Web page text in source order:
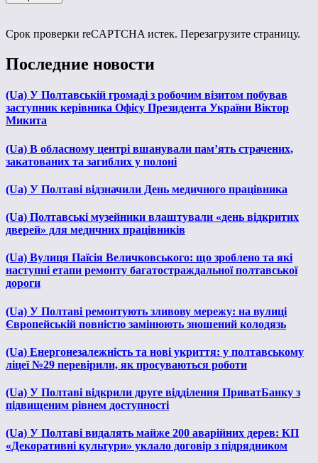
Срок проверки reCAPTCHA истек. Перезагрузите страницу.
Последние новости
(Ua) У Полтавській громаді з робочим візитом побував
заступник керівника Офісу Президента України Віктор
Микита
(Ua) В обласному центрі вшанували пам’ять страчених,
закатованих та загиблих у полоні
(Ua) У Полтаві відзначили День медичного працівника
(Ua) Полтавські музейники влаштували «день відкритих
дверей» для медичних працівників
(Ua) Вулиця Паїсія Величковського: що зроблено та які
наступні етапи ремонту багатостраждальної полтавської
дороги
(Ua) У Полтаві ремонтують зливову мережу: на вулиці
Європейській повністю замінюють зношений колодязь
(Ua) Енергонезалежність та нові укриття: у полтавському
ліцеї №29 перевірили, як просуваються роботи
(Ua) У Полтаві відкрили друге відділення ПриватБанку з
підвищеним рівнем доступності
(Ua) У Полтаві видалять майже 200 аварійних дерев: КП
«Декоративні культури» уклало договір з підрядником